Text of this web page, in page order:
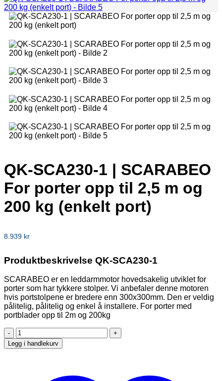
QK-SCA230-1 | SCARABEO
For porter opp til 2,5 m og
200 kg (enkelt port)
8.939 kr
Produktbeskrivelse QK-SCA230-1
SCARABEO er en leddarmmotor hovedsakelig utviklet for
porter som har tykkere stolper. Vi anbefaler denne motoren
hvis portstolpene er bredere enn 300x300mm. Den er veldig
pålitelig, pålitelig og enkel å installere. For porter med
portblader opp til 2m og 200kg
QK-
SCA230-
1
Legg i handlekurv